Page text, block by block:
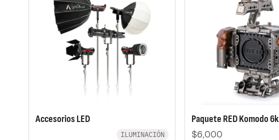
Accesorios LED
ILUMINACIÓN
Paquete RED Komodo 6k
$6,000